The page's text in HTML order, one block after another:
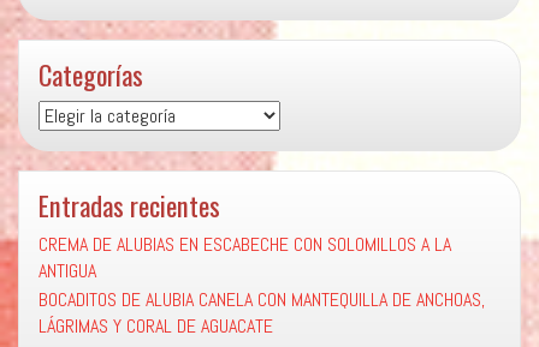
Categorías
Categorías
Entradas recientes
CREMA DE ALUBIAS EN ESCABECHE CON SOLOMILLOS A LA
ANTIGUA
BOCADITOS DE ALUBIA CANELA CON MANTEQUILLA DE ANCHOAS,
LÁGRIMAS Y CORAL DE AGUACATE